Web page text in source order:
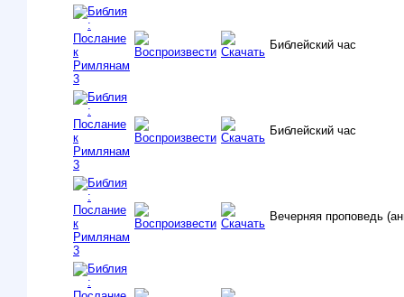
Библейский час
Библейский час
Вечерняя проповедь